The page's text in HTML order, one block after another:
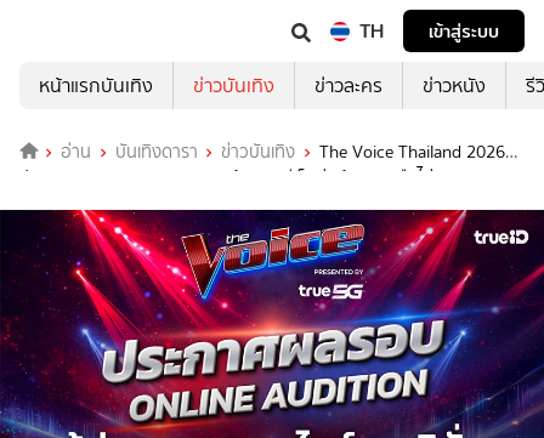
TH
เข้าสู่ระบบ
หน้าแรกบันเทิง
ข่าวบันเทิง ข่าวละคร ข่าวหนัง รี
อ่าน บันเทิงดารา ข่าวบันเทิง
The Voice Thailand 2026
ประกาศผล Online Audition พร้อมดูวิธีเช็คว่าเข้ารอบหรือไม่